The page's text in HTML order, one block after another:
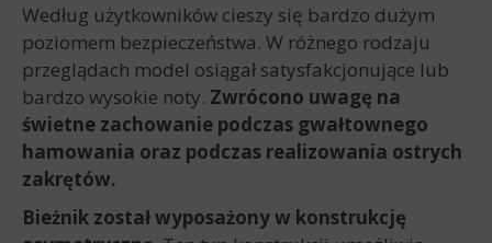
Według użytkowników cieszy się bardzo dużym
poziomem bezpieczeństwa. W różnego rodzaju
przeglądach model osiągał satysfakcjonujące lub
bardzo wysokie noty. Zwrócono uwagę na
świetne zachowanie podczas gwałtownego
hamowania oraz podczas realizowania ostrych
zakrętów.
Bieżnik został wyposażony w konstrukcję